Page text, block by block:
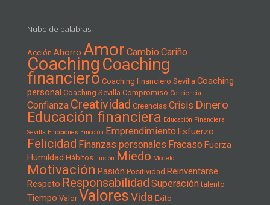
Nube de palabras
Acción Ahorro Amor Cambio Cariño
Coaching Coaching
financiero Coaching financiero Sevilla Coaching
personal Coaching Sevilla Compromiso Conciencia
Confianza Creatividad Creencias Crisis Dinero
Educación financiera Educación Financiera
Sevilla Emociones Emoción Emprendimiento Esfuerzo
Felicidad Finanzas personales Fracaso Fuerza
Humildad Hábitos Ilusión Miedo Modelo
Motivación Pasión Positividad Reinventarse
Respeto Responsabilidad Superación talento
Tiempo Valor ValoresVida Éxito